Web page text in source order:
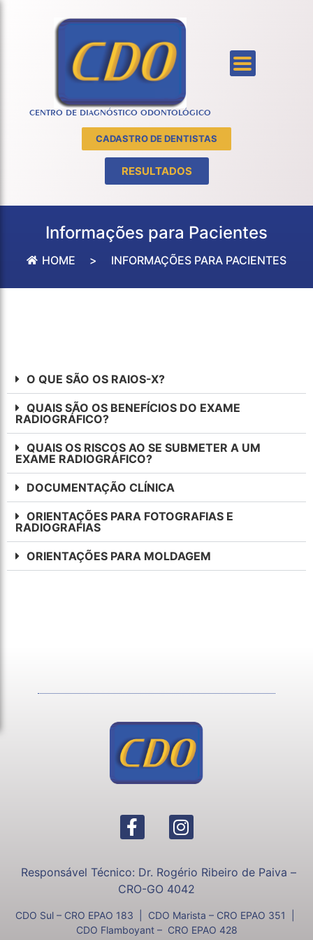
CENTRO DE DIAGNÓSTICO ODONTOLÓGICO
CADASTRO DE DENTISTAS
RESULTADOS
Informações para Pacientes
HOME > INFORMAÇÕES PARA PACIENTES
O QUE SÃO OS RAIOS-X?
QUAIS SÃO OS BENEFÍCIOS DO EXAME
RADIOGRÁFICO?
QUAIS OS RISCOS AO SE SUBMETER A UM
EXAME RADIOGRÁFICO?
DOCUMENTAÇÃO CLÍNICA
ORIENTAÇÕES PARA FOTOGRAFIAS E
RADIOGRAFIAS
ORIENTAÇÕES PARA MOLDAGEM
Responsável Técnico: Dr. Rogério Ribeiro de Paiva –
CRO-GO 4042
CDO Sul – CRO EPAO 183 | CDO Marista – CRO EPAO 351 |
CDO Flamboyant – CRO EPAO 428